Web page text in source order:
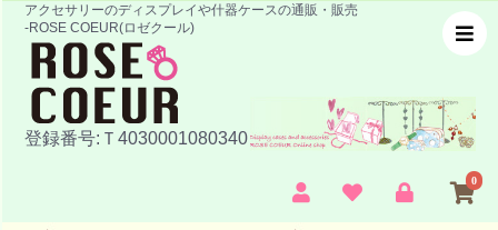
アクセサリーのディスプレイや什器ケースの通販・販売
-ROSE COEUR(ロゼクール)
登録番号:Ｔ4030001080340
0